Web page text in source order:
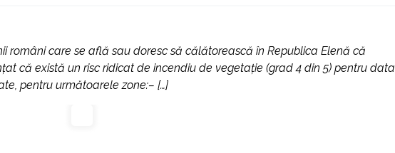
români care se află sau doresc să călătorească în Republica Elenă că
că există un risc ridicat de incendiu de vegetaţie (grad 4 din 5) pentru data
pentru următoarele zone:– […]